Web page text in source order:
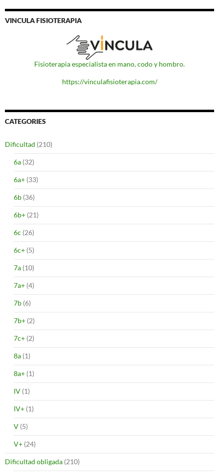
VINCULA FISIOTERAPIA
Fisioterapia especialista en mano, codo y hombro.
https://vinculafisioterapia.com/
CATEGORIES
Dificultad (210)
6a (32)
6a+ (33)
6b (36)
6b+ (21)
6c (26)
6c+ (5)
7a (10)
7a+ (4)
7b (6)
7b+ (2)
7c+ (2)
8a (1)
8a+ (1)
IV (1)
IV+ (1)
V (5)
V+ (24)
Dificultad obligada (210)